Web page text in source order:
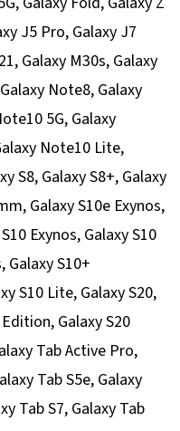
J5 Pro, Galaxy J7
Galaxy M30s, Galaxy
Note8, Galaxy
5G, Galaxy
Note10 Lite,
S8, Galaxy S8+, Galaxy
Galaxy S10e Exynos,
Exynos, Galaxy S10
Galaxy S10+
S10 Lite, Galaxy S20,
Galaxy S20
Tab Active Pro,
Tab S5e, Galaxy
Tab S7, Galaxy Tab